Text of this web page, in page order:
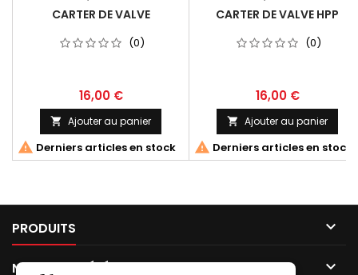
CARTER DE VALVE
(0)
16,00 €
 Ajouter au panier
 Derniers articles en stock
CARTER DE VALVE HPP
(0)
16,00 €
 Ajouter au panier
 Derniers articles en stock
PRODUITS 
NOTRE SOCIÉTÉ 